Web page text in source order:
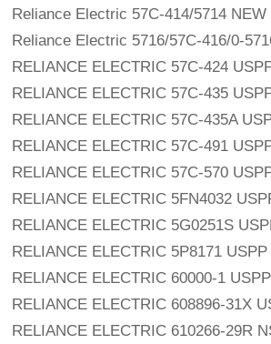
Reliance Electric 57C-414/5714 NEW
Reliance Electric 5716/57C-416/0-
RELIANCE ELECTRIC 57C-424
RELIANCE ELECTRIC 57C-435
RELIANCE ELECTRIC 57C-435A
RELIANCE ELECTRIC 57C-491
RELIANCE ELECTRIC 57C-570
RELIANCE ELECTRIC 5FN4032
RELIANCE ELECTRIC 5G0251S
RELIANCE ELECTRIC 5P8171 USPP
RELIANCE ELECTRIC 60000-1
RELIANCE ELECTRIC 608896-31X
RELIANCE ELECTRIC 610266-29R